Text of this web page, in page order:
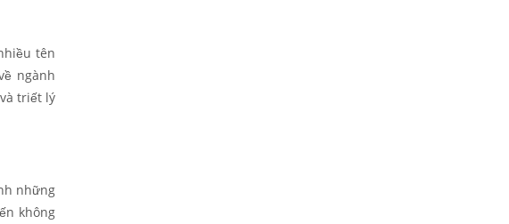
tên
ngành
triết lý
những
không